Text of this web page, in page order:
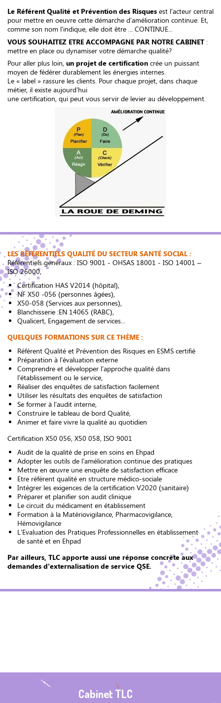
Le Référent Qualité et Prévention des Risques est l'acteur central
pour mettre en oeuvre cette démarche d'amélioration continue. Et,
comme son nom l'indique, elle doit être ... CONTINUE...
VOUS SOUHAITEZ ETRE ACCOMPAGNE PAR NOTRE CABINET :
mettre en place ou dynamiser votre démarche qualité?
Pour aller plus loin, un projet de certification crée un puissant
moyen de fédérer durablement les énergies internes.
Le « label » rassure les clients. Pour chaque projet, dans chaque
métier, il existe aujourd’hui
une certification, qui peut vous servir de levier au développement.
LES RÉFÉRENTIELS QUALITÉ DU SECTEUR SANTÉ SOCIAL :
Référentiels généraux : ISO 9001 - OHSAS 18001 - ISO 14001 –
ISO 26000,
Certification HAS V2014 (hôpital),
NF X50 -056 (personnes âgées),
X50-058 (Services aux personnes),
Blanchisserie :EN 14065 (RABC),
Qualicert, Engagement de services...
QUELQUES FORMATIONS SUR CE THÈME :
Référent Qualité et Prévention des Risques en ESMS certifié
Préparation à l’évaluation externe
Comprendre et développer l’approche qualité dans
l'établissement ou le service,
Réaliser des enquêtes de satisfaction facilement
Utiliser les résultats des enquêtes de satisfaction
Se former à l’audit interne,
Construire le tableau de bord Qualité,
Animer et faire vivre la qualité au quotidien
Certification X50 056, X50 058, ISO 9001
Audit de la qualité de prise en soins en Ehpad
Adopter les outils de l’amélioration continue des pratiques
Mettre en œuvre une enquête de satisfaction efficace
Etre référent qualité en structure médico-sociale
Intégrer les exigences de la certification V2020 (sanitaire)
Préparer et planifier son audit clinique
Le circuit du médicament en établissement
Formation à la Matériovigilance, Pharmacovigilance,
Hémovigilance
L’Evaluation des Pratiques Professionnelles en établissement
de santé et en Ehpad
Par ailleurs, TLC apporte aussi une réponse concrète aux
demandes d’externalisation de service QSE.
Cabinet TLC